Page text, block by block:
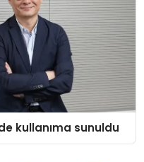
kullanıma sunuldu